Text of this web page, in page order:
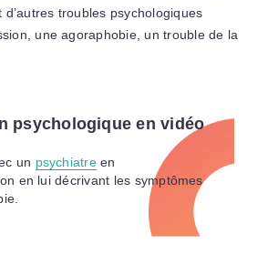
troubles psychologiques
une agoraphobie, un trouble de la
psychologique en vidéo
un psychiatreen
en lui décrivant les symptômes